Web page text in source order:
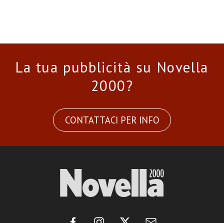
La tua pubblicità su Novella
2000?
CONTATTACI PER INFO